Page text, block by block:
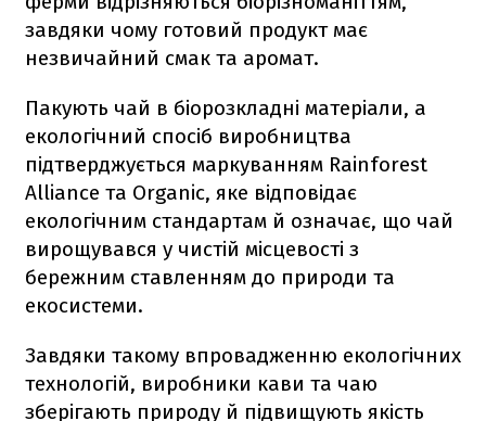
завдяки чому готовий продукт має
незвичайний смак та аромат.
Пакують чай в біорозкладні матеріали, а
екологічний спосіб виробництва
підтверджується маркуванням Rainforest
Alliance та Organic, яке відповідає
екологічним стандартам й означає, що чай
вирощувався у чистій місцевості з
бережним ставленням до природи та
екосистеми.
Завдяки такому впровадженню екологічних
технологій, виробники кави та чаю
зберігають природу й підвищують якість